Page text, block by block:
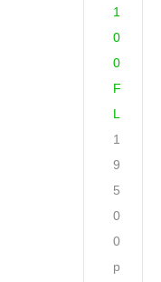
1
0
0
F
L
1
9
5
0
0
р